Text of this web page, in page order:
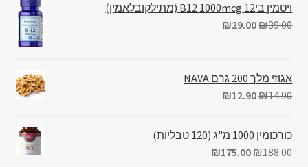
ויטמין בי12 B12 1000mcg (מתילקובלאמין)
₪39.00
₪29.00
אגוזי מלך 200 גרם NAVA
₪14.90
₪12.90
כורכומין 1000 מ"ג (120 טבליות)
₪188.00
₪175.00